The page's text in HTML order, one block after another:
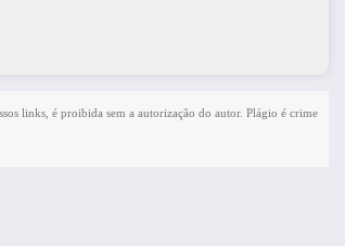
links, é proibida sem a autorização do autor. Plágio é crime